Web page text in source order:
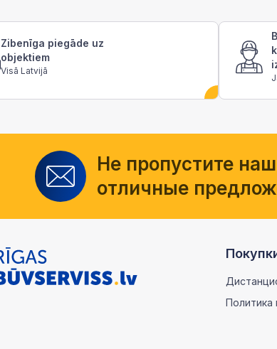
Zibenīga piegāde uz
objektiem
Visā Latvijā
Не пропустите
отличные
Политика